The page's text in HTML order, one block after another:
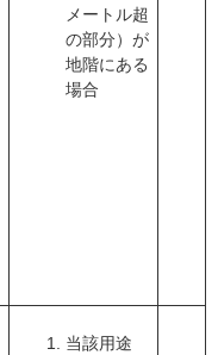
メートル超
の部分）が
地階にある
場合
当該用途